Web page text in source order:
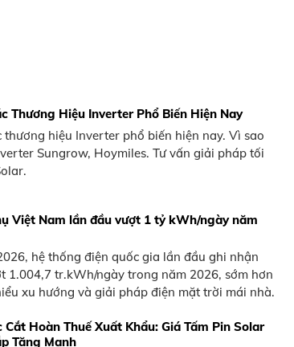
Thương Hiệu Inverter Phổ Biến Hiện Nay
thương hiệu Inverter phổ biến hiện nay. Vì sao
Sungrow, Hoymiles. Tư vấn giải pháp tối
Việt Nam lần đầu vượt 1 tỷ kWh/ngày năm
hệ thống điện quốc gia lần đầu ghi nhận
1.004,7 tr.kWh/ngày trong năm 2026, sớm hơn
xu hướng và giải pháp điện mặt trời mái nhà.
Cắt Hoàn Thuế Xuất Khẩu: Giá Tấm Pin Solar
Tăng Mạnh